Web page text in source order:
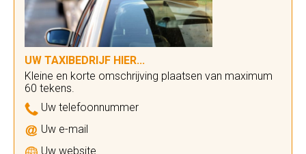
UW TAXIBEDRIJF HIER...
Kleine en korte omschrijving plaatsen van maximum
60 tekens.
Uw telefoonnummer
Uw e-mail
Uw website